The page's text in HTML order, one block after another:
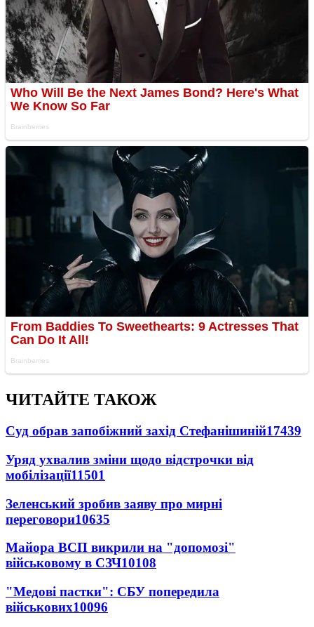
ЧИТАЙТЕ ТАКОЖ
Суд обрав запобіжний захід Стефанішиній17439
Уряд ухвалив зміни щодо відстрочки від
мобілізації11501
Зеленський зробив заяву про мирні
переговори10635
Майора ВСП викрили на "допомозі"
військовому в СЗЧ10108
"Медові пастки": СБУ попередила
військових10096